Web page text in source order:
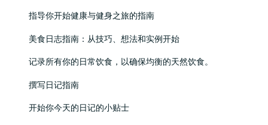
指导你开始健康与健身之旅的指南
美食日志指南：从技巧、想法和实例开始
记录所有你的日常饮食，以确保均衡的天然饮食。
撰写日记指南
开始你今天的日记的小贴士